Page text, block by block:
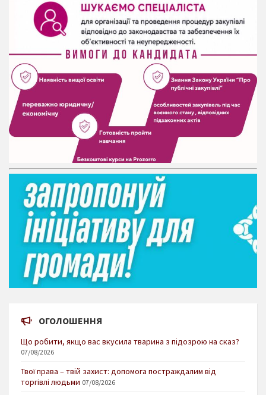
ОГОЛОШЕННЯ
Що робити, якщо вас вкусила тварина з підозрою на сказ?
07/08/2026
Твої права – твій захист: допомога постраждалим від
торгівлі людьми 07/08/2026